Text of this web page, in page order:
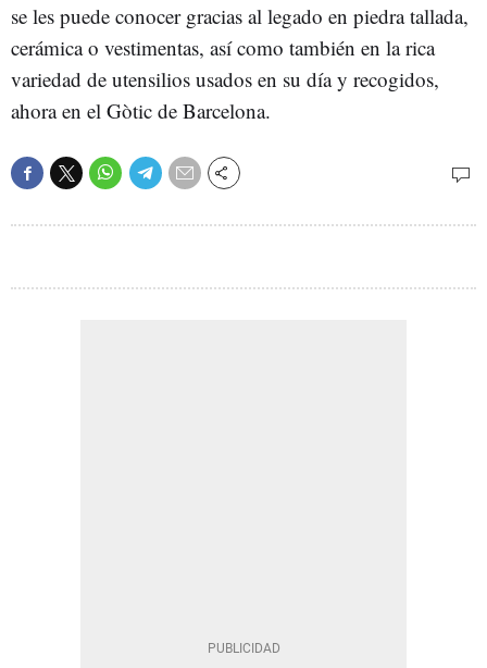
se les puede conocer gracias al legado en piedra tallada,
cerámica o vestimentas, así como también en la rica
variedad de utensilios usados en su día y recogidos,
ahora en el Gòtic de Barcelona.